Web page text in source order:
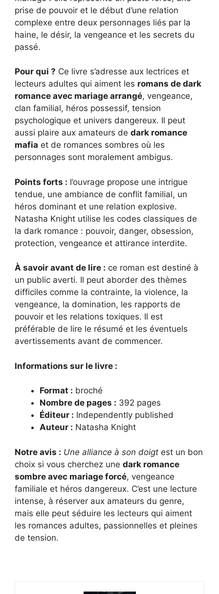
prise de pouvoir et le début d’une relation
complexe entre deux personnages liés par la
haine, le désir, la vengeance et les secrets du
passé.
Pour qui ? Ce livre s’adresse aux lectrices et
lecteurs adultes qui aiment les romans de dark
romance avec mariage arrangé, vengeance,
clan familial, héros possessif, tension
psychologique et univers dangereux. Il peut
aussi plaire aux amateurs de dark romance
mafia et de romances sombres où les
personnages sont moralement ambigus.
Points forts : l’ouvrage propose une intrigue
tendue, une ambiance de conflit familial, un
héros dominant et une relation explosive.
Natasha Knight utilise les codes classiques de
la dark romance : pouvoir, danger, obsession,
protection, vengeance et attirance interdite.
À savoir avant de lire : ce roman est destiné à
un public averti. Il peut aborder des thèmes
difficiles comme la contrainte, la violence, la
vengeance, la domination, les rapports de
pouvoir et les relations toxiques. Il est
préférable de lire le résumé et les éventuels
avertissements avant de commencer.
Informations sur le livre :
Format : broché
Nombre de pages : 392 pages
Éditeur : Independently published
Auteur : Natasha Knight
Notre avis : Une alliance à son doigt est un bon
choix si vous cherchez une dark romance
sombre avec mariage forcé, vengeance
familiale et héros dangereux. C’est une lecture
intense, à réserver aux amateurs du genre,
mais elle peut séduire les lecteurs qui aiment
les romances adultes, passionnelles et pleines
de tension.